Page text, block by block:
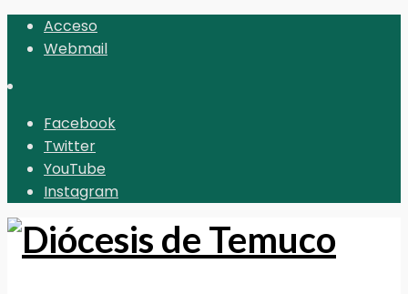
Acceso
Webmail
Facebook
Twitter
YouTube
Instagram